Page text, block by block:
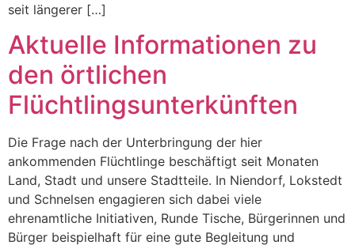
seit längerer […]
Aktuelle Informationen zu
den örtlichen
Flüchtlingsunterkünften
Die Frage nach der Unterbringung der hier
ankommenden Flüchtlinge beschäftigt seit Monaten
Land, Stadt und unsere Stadtteile. In Niendorf, Lokstedt
und Schnelsen engagieren sich dabei viele
ehrenamtliche Initiativen, Runde Tische, Bürgerinnen und
Bürger beispielhaft für eine gute Begleitung und